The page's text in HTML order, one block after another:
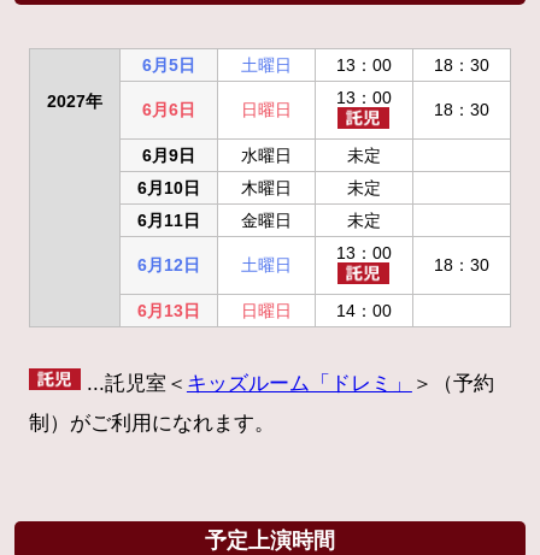
2027年
6月5日 土曜日 13：00 18：30
6月6日 日曜日
13：00
18：30
6月9日 水曜日
未定
6月10日
木曜日
未定
6月11日
金曜日 未定
6月12日 土曜日
13：00
18：30
6月13日 日曜日 14：00
...託児室＜ キッズルーム「ドレミ」
＞（予約
制）がご利用になれます。
予定上演時間